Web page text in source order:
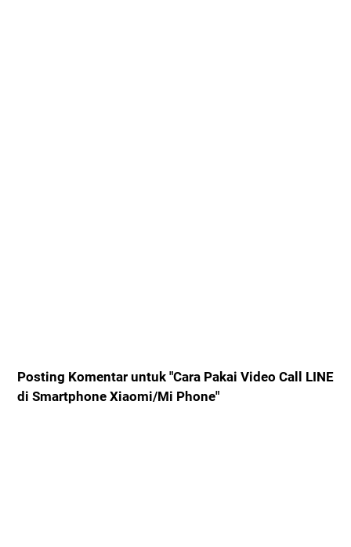
Posting Komentar untuk "Cara Pakai Video Call LINE
di Smartphone Xiaomi/Mi Phone"